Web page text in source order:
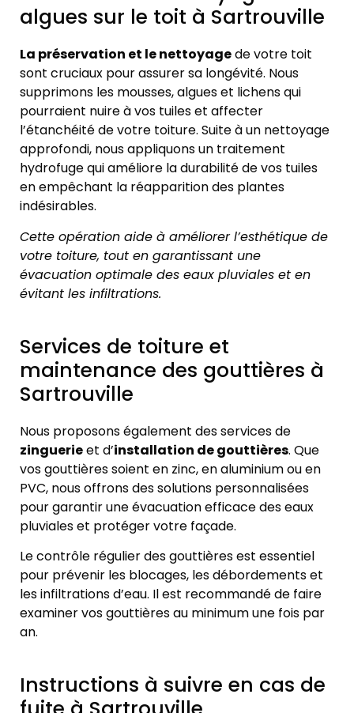
algues sur le toit à Sartrouville
La préservation et le nettoyagede votre toit
sont cruciaux pour assurer sa longévité. Nous
supprimons les mousses, algues et lichens qui
pourraient nuire à vos tuiles et affecter
l’étanchéité de votre toiture. Suite à un nettoyage
approfondi, nous appliquons un traitement
hydrofuge qui améliore la durabilité de vos tuiles
en empêchant la réapparition des plantes
indésirables.
Cette opération aide à améliorer l’esthétique de
votre toiture, tout en garantissant une
évacuation optimale des eaux pluviales et en
évitant les infiltrations.
Services de toiture et
maintenance des gouttières à
Sartrouville
Nous proposons également des services de
zinguerieet d’installation de gouttières. Que
vos gouttières soient en zinc, en aluminium ou en
PVC, nous offrons des solutions personnalisées
pour garantir une évacuation efficace des eaux
pluviales et protéger votre façade.
Le contrôle régulier des gouttières est essentiel
pour prévenir les blocages, les débordements et
les infiltrations d’eau. Il est recommandé de faire
examiner vos gouttières au minimum une fois par
an.
Instructions à suivre en cas de